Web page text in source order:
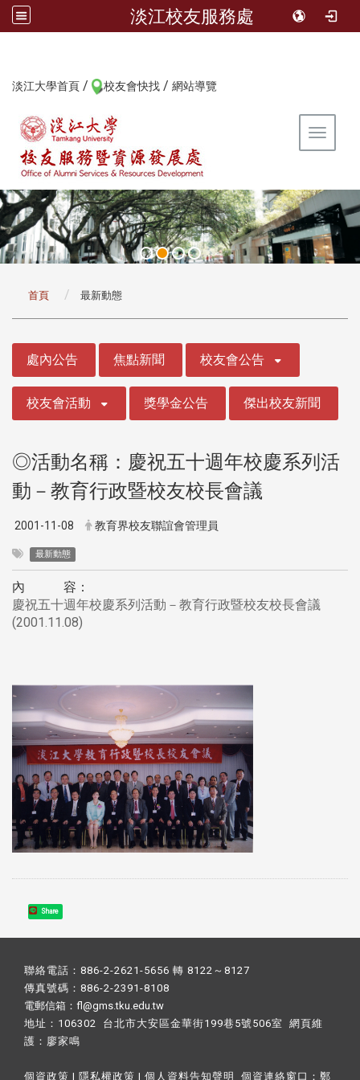
淡江校友服務處
淡江大學首頁 / 校友會快找 / 網站導覽
Toggle
首頁 最新動態
處內公告 焦點新聞 校友會公告
校友會活動 獎學金公告 傑出校友新聞
◎活動名稱：慶祝五十週年校慶系列活
動－教育行政暨校友校長會議
2001-11-08 教育界校友聯誼會管理員
最新動態
內 容：
慶祝五十週年校慶系列活動－教育行政暨校友校長會議
(2001.11.08)
Share
聯絡電話：886-2-2621-5656 轉 8122～8127
傳真號碼：886-2-2391-8108
電郵信箱：fl@gms.tku.edu.tw
地址：106302 台北市大安區金華街199巷5號506室 網頁維
護： 廖家鳴​
個資政策 | 隱私權政策 | 個人資料告知聲明 個資連絡窗口： 鄭